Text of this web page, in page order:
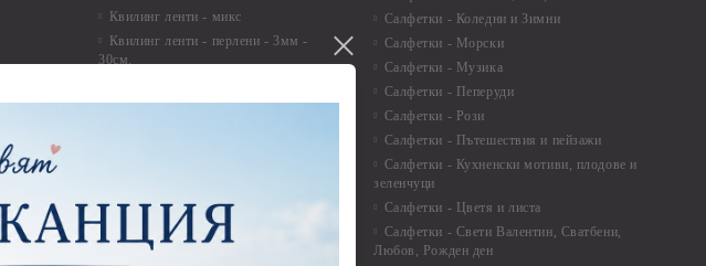
Квилинг ленти - микс
Квилинг ленти - перлени - 3мм -
30см.
Лепила и лепящи средства
Лепила
Салфетки - Коледни и Зимни
Салфетки - Морски
Салфетки - Музика
Салфетки - Пеперуди
Салфетки - Рози
Салфетки - Пътешествия и пейзажи
Салфетки - Кухненски мотиви, плодове и
зеленчуци
Салфетки - Цветя и листа
Салфетки - Свети Валентин, Сватбени,
Любов, Рожден ден